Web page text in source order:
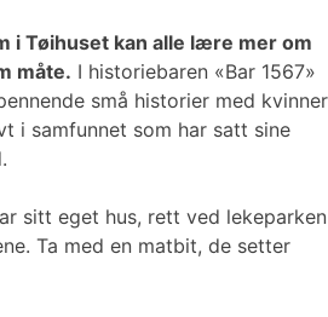
i Tøihuset kan alle lære mer om
måte. I historiebaren «Bar 1567»
små historier med kvinner
i samfunnet som har satt sine
sitt eget hus, rett ved lekeparken
Ta med en matbit, de setter